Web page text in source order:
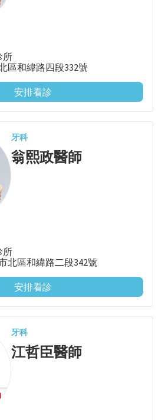
所
區和緯路四段332號
安排看診
牙科
翁熙政醫師
所
北區和緯路二段342號
安排看診
牙科
江哲臣醫師